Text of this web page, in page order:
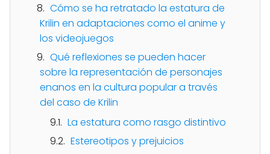
Cómo se ha retratado la estatura de
Krilin en adaptaciones como el anime y
los videojuegos
Qué reflexiones se pueden hacer
sobre la representación de personajes
enanos en la cultura popular a través
del caso de Krilin
La estatura como rasgo distintivo
Estereotipos y prejuicios